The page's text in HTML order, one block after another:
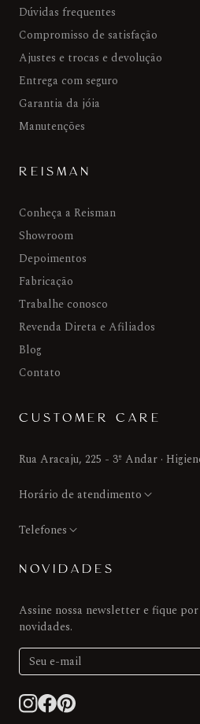
Dúvidas frequentes
Compromisso de satisfação
Ajustes e trocas e devolução
Entrega com seguro
Garantia da jóia
Manutenções
REISMAN
Conheça a Reisman
Showroom
Depoimentos
Fabricação
Trabalhe conosco
Revenda Direta e Afiliados
Blog
Contato
CUSTOMER CARE
Rua Aracaju, 225 - 3º Andar ·
Horário de atendimento
Telefones
NOVIDADES
Assine nossa newsletter e fique
novidades.